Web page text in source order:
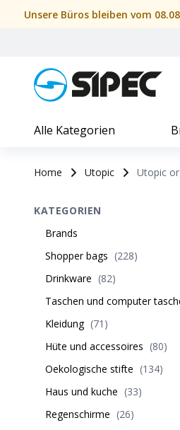
Unsere Büros bleiben vom
Alle Kategorien
Home Utopic Utopic
KATEGORIEN
Brands
Shopper bags (228)
Drinkware (82)
Taschen und computer
Kleidung (71 )
Hüte und accessoires (80)
Oekologische stifte (134)
Haus und kuche (33)
Regenschirme (26)